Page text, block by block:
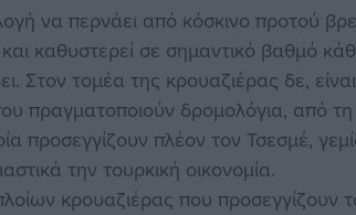
να περνάει από κόσκινο προτού
καθυστερεί σε σημαντικό βαθμό
τομέα της κρουαζιέρας δε,
πραγματοποιούν δρομολόγια, από τη
προσεγγίζουν πλέον τον Τσεσμέ,
την τουρκική οικονομία.
κρουαζιέρας που προσεγγίζουν